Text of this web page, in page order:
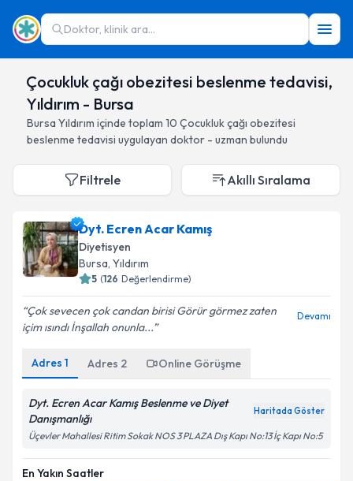
Doktor, klinik ara...
Çocukluk çağı obezitesi beslenme tedavisi,
Yıldırım - Bursa
Bursa Yıldırım içinde toplam 10 Çocukluk çağı obezitesi
beslenme tedavisi uygulayan doktor - uzman bulundu
Filtrele Akıllı Sıralama
Dyt. Ecren Acar Kamış
Diyetisyen
Bursa, Yıldırım
5 (126 Değerlendirme)
Çok sevecen çok candan birisi Görür görmez zaten
içim ısındı İnşallah onunla...
Devamı
Adres 1 Adres 2 Online Görüşme
Dyt. Ecren Acar Kamış Beslenme ve Diyet
Danışmanlığı
Haritada Göster
Üçevler Mahallesi Ritim Sokak NOS 3 PLAZA Dış Kapı No:13 İç Kapı No:5
En Yakın Saatler